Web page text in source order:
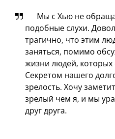
Мы с Хью не
подобные слухи.
трагично, что этим
заняться, помимо
жизни людей, которых
Секретом нашего
зрелость. Хочу
зрелый чем я, и мы
друг друга.